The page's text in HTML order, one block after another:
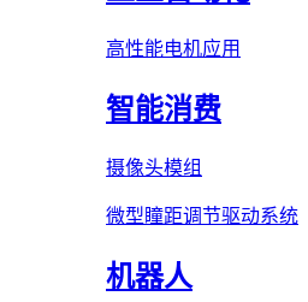
高性能电机应用
智能消费
摄像头模组
微型瞳距调节驱动系统
机器人